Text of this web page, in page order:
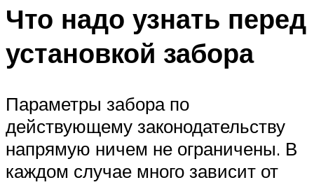
Что надо узнать перед
установкой забора
Параметры забора по
действующему законодательству
напрямую ничем не ограничены. В
каждом случае много зависит от